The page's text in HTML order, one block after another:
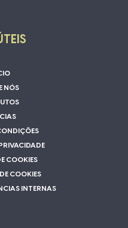
NÓS
COOKIES
COOKIES
INTERNAS